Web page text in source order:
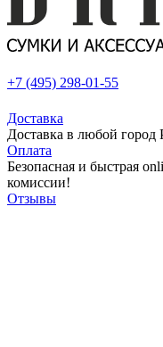
+7 (495) 298-01-55
Доставка
Доставка в любой город
Оплата
Безопасная и быстрая
комиссии!
Отзывы